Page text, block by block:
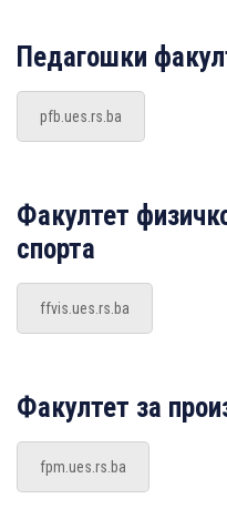
Педагошки
pfb.ues.rs.ba
Факултет
спорта
ffvis.ues.rs.ba
Факултет за
fpm.ues.rs.ba